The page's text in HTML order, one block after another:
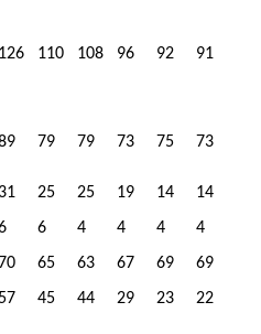
126 110 108 96 92 91
79 79 73 75 73
31 25 25 19 14
14
6 4 4 4
4
70 65 63 67 69
69
57 45 44 29 23 22